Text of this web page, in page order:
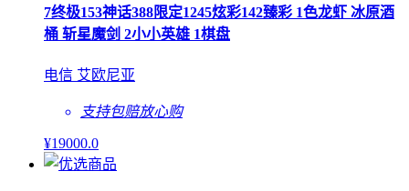
7终极153神话388限定1245炫彩142臻彩 1色龙虾 冰原酒
桶 斩星魔剑 2小小英雄 1棋盘
电信 艾欧尼亚
支持包赔放心购
¥19000.0